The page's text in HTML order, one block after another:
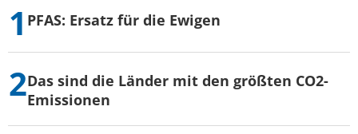
PFAS: Ersatz für die Ewigen
Das sind die Länder mit den größten CO2-
Emissionen